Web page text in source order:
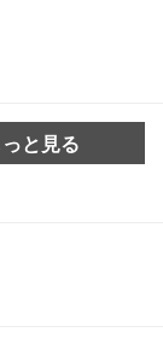
と見る